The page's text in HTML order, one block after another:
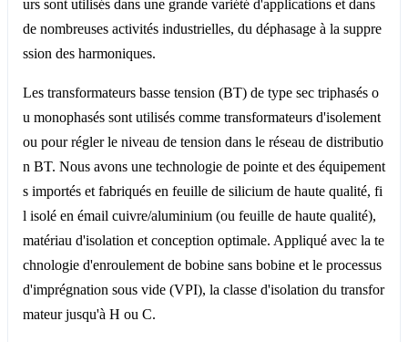
urs sont utilisés dans une grande variété d'applications et dans
de nombreuses activités industrielles, du déphasage à la suppre
ssion des harmoniques.
Les transformateurs basse tension (BT) de type sec triphasés o
u monophasés sont utilisés comme transformateurs d'isolement
ou pour régler le niveau de tension dans le réseau de distributio
n BT. Nous avons une technologie de pointe et des équipement
s importés et fabriqués en feuille de silicium de haute qualité, fi
l isolé en émail cuivre/aluminium (ou feuille de haute qualité),
matériau d'isolation et conception optimale. Appliqué avec la te
chnologie d'enroulement de bobine sans bobine et le processus
d'imprégnation sous vide (VPI), la classe d'isolation du transfor
mateur jusqu'à H ou C.